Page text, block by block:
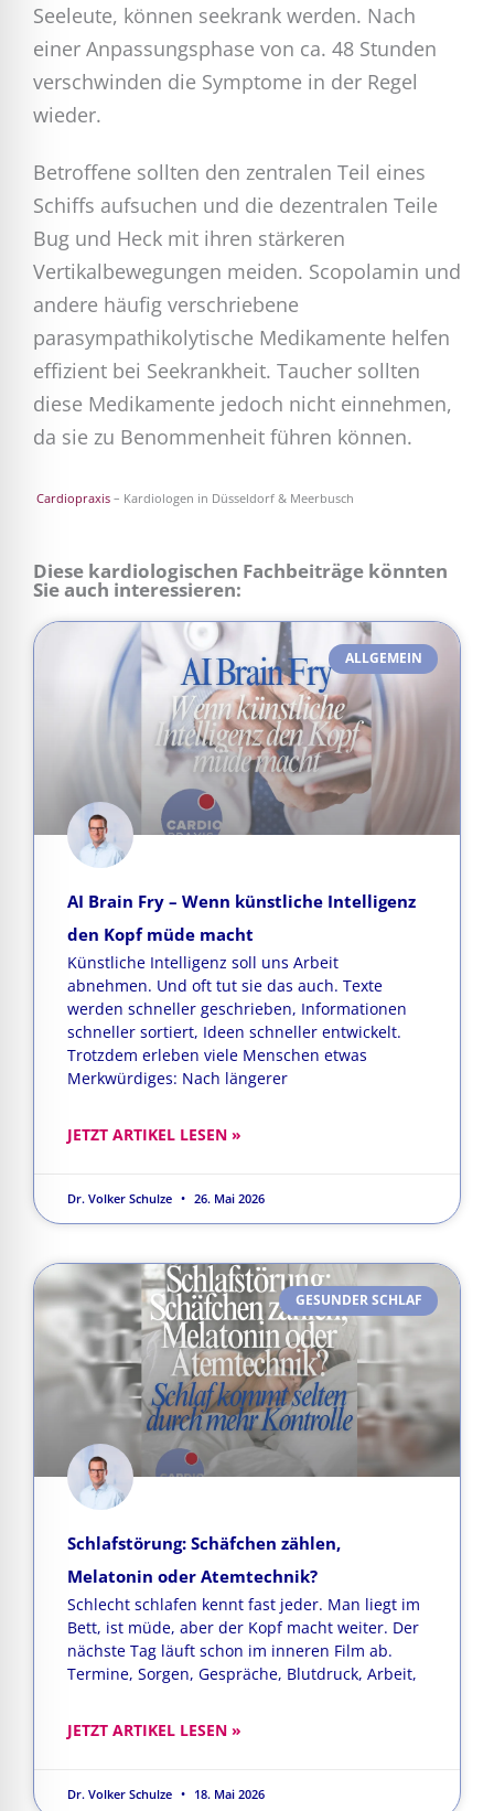
Seeleute, können seekrank werden. Nach
einer Anpassungsphase von ca. 48 Stunden
verschwinden die Symptome in der Regel
wieder.
Betroffene sollten den zentralen Teil eines
Schiffs aufsuchen und die dezentralen Teile
Bug und Heck mit ihren stärkeren
Vertikalbewegungen meiden. Scopolamin und
andere häufig verschriebene
parasympathikolytische Medikamente helfen
effizient bei Seekrankheit. Taucher sollten
diese Medikamente jedoch nicht einnehmen,
da sie zu Benommenheit führen können.
Cardiopraxis – Kardiologen in Düsseldorf & Meerbusch
Diese kardiologischen Fachbeiträge könnten
Sie auch interessieren:
ALLGEMEIN
AI Brain Fry – Wenn künstliche Intelligenz
den Kopf müde macht
Künstliche Intelligenz soll uns Arbeit
abnehmen. Und oft tut sie das auch. Texte
werden schneller geschrieben, Informationen
schneller sortiert, Ideen schneller entwickelt.
Trotzdem erleben viele Menschen etwas
Merkwürdiges: Nach längerer
JETZT ARTIKEL LESEN »
Dr. Volker Schulze 26. Mai 2026
GESUNDER SCHLAF
Schlafstörung: Schäfchen zählen,
Melatonin oder Atemtechnik?
Schlecht schlafen kennt fast jeder. Man liegt im
Bett, ist müde, aber der Kopf macht weiter. Der
nächste Tag läuft schon im inneren Film ab.
Termine, Sorgen, Gespräche, Blutdruck, Arbeit,
JETZT ARTIKEL LESEN »
Dr. Volker Schulze 18. Mai 2026